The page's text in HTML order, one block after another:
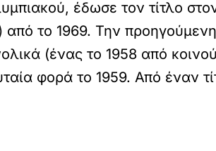
έδωσε τον τίτλο
από το 1969. Την
(ένας το 1958 από
φορά το 1959. Από έναν